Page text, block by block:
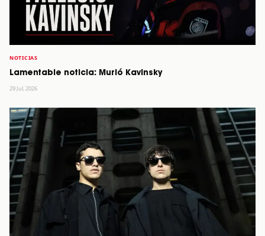
NOTICIAS
Lamentable noticia: Murió Kavinsky
29 Jul, 2026